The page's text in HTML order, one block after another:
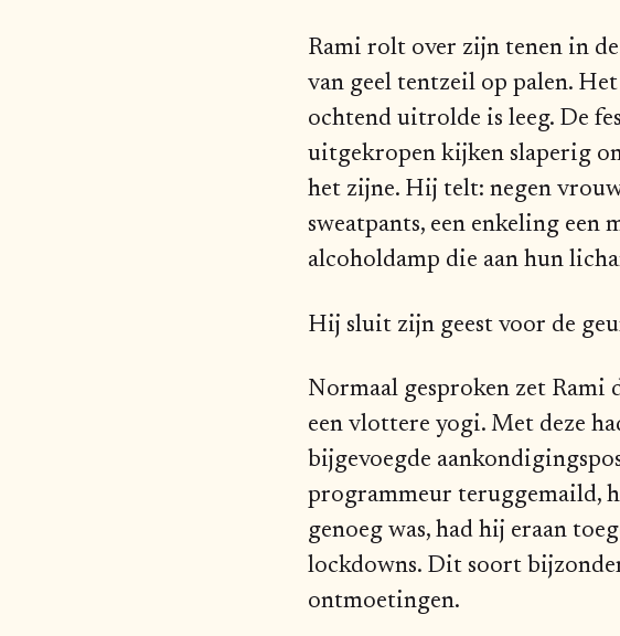
Rami rolt over zijn tenen in
van geel tentzeil op palen.
ochtend uitrolde is leeg. De
uitgekropen kijken slaperig
het zijne. Hij telt: negen
sweatpants, een enkeling
alcoholdamp die aan hun
Hij sluit zijn geest voor de
Normaal gesproken zet Rami
een vlottere yogi. Met deze
bijgevoegde
programmeur teruggemaild,
genoeg was, had hij eraan
lockdowns. Dit soort
ontmoetingen.